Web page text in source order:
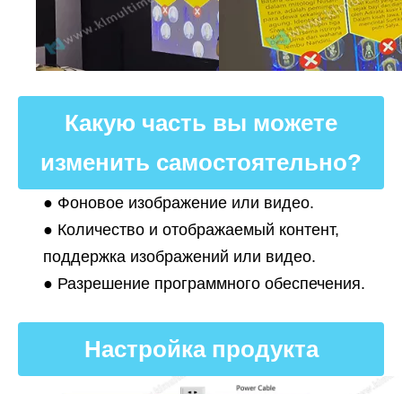
Какую часть вы можете
изменить самостоятельно?
● Фоновое изображение или видео.
● Количество и отображаемый контент,
поддержка изображений или видео.
● Разрешение программного обеспечения.
Настройка продукта